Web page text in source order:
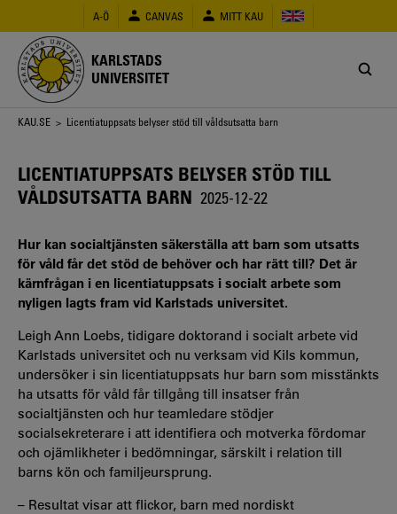
huvudinnehåll
A-Ö CANVAS MITT KAU
KARLSTADS
UNIVERSITET
Länkstig
KAU.SE > Licentiatuppsats belyser stöd till våldsutsatta barn
LICENTIATUPPSATS BELYSER STÖD TILL
VÅLDSUTSATTA BARN 2025-12-22
Hur kan socialtjänsten säkerställa att barn som utsatts
för våld får det stöd de behöver och har rätt till? Det är
kärnfrågan i en licentiatuppsats i socialt arbete som
nyligen lagts fram vid Karlstads universitet.
Leigh Ann Loebs, tidigare doktorand i socialt arbete vid
Karlstads universitet och nu verksam vid Kils kommun,
undersöker i sin licentiatuppsats hur barn som misstänkts
ha utsatts för våld får tillgång till insatser från
socialtjänsten och hur teamledare stödjer
socialsekreterare i att identifiera och motverka fördomar
och ojämlikheter i bedömningar, särskilt i relation till
barns kön och familjeursprung.
– Resultat visar att flickor, barn med nordiskt